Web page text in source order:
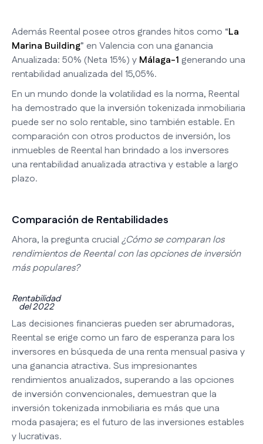
Además Reental posee otros grandes hitos como “La
Marina Building” en Valencia con una ganancia
Anualizada: 50% (Neta 15%) y Málaga-1 generando una
rentabilidad anualizada del 15,05%.
En un mundo donde la volatilidad es la norma, Reental
ha demostrado que la inversión tokenizada inmobiliaria
puede ser no solo rentable, sino también estable. En
comparación con otros productos de inversión, los
inmuebles de Reental han brindado a los inversores
una rentabilidad anualizada atractiva y estable a largo
plazo.
Comparación de Rentabilidades
Ahora, la pregunta crucial ¿Cómo se comparan los
rendimientos de Reental con las opciones de inversión
más populares?
Rentabilidad
del 2022
Las decisiones financieras pueden ser abrumadoras,
Reental se erige como un faro de esperanza para los
inversores en búsqueda de una renta mensual pasiva y
una ganancia atractiva. Sus impresionantes
rendimientos anualizados, superando a las opciones
de inversión convencionales, demuestran que la
inversión tokenizada inmobiliaria es más que una
moda pasajera; es el futuro de las inversiones estables
y lucrativas.